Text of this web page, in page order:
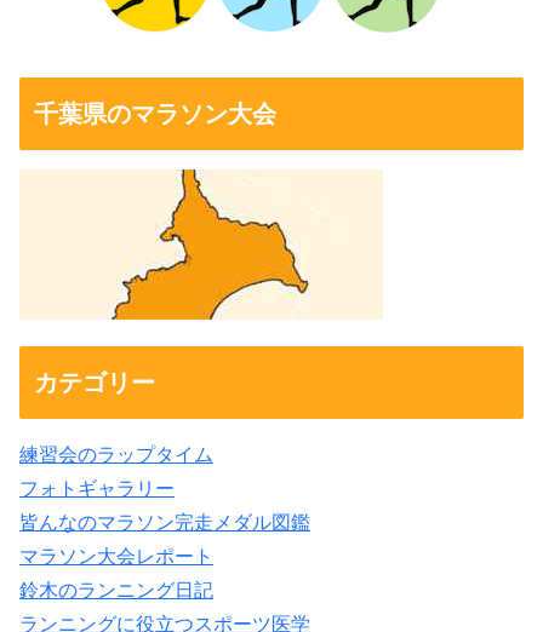
千葉県のマラソン大会
カテゴリー
練習会のラップタイム
フォトギャラリー
皆んなのマラソン完走メダル図鑑
マラソン大会レポート
鈴木のランニング日記
ランニングに役立つスポーツ医学